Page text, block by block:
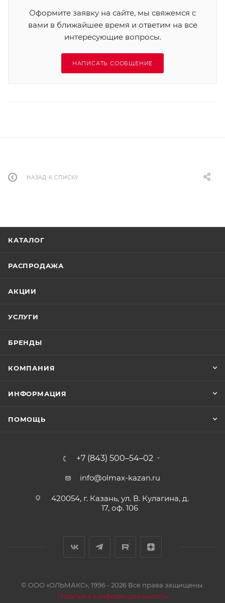
Оформите заявку на сайте, мы свяжемся с
вами в ближайшее время и ответим на все
интересующие вопросы.
НАПИСАТЬ СООБЩЕНИЕ
НАЗАД К СПИСКУ
КАТАЛОГ
РАСПРОДАЖА
АКЦИИ
УСЛУГИ
БРЕНДЫ
КОМПАНИЯ
ИНФОРМАЦИЯ
ПОМОЩЬ
+7 (843) 500–54–02
info@olmax-kazan.ru
420054, г. Казань, ул. В. Кулагина, д.
17, оф. 106
© ООО «ОЛЬМАКС», 1996 - 2026 Все права защищены.
Политика конфиденциальности